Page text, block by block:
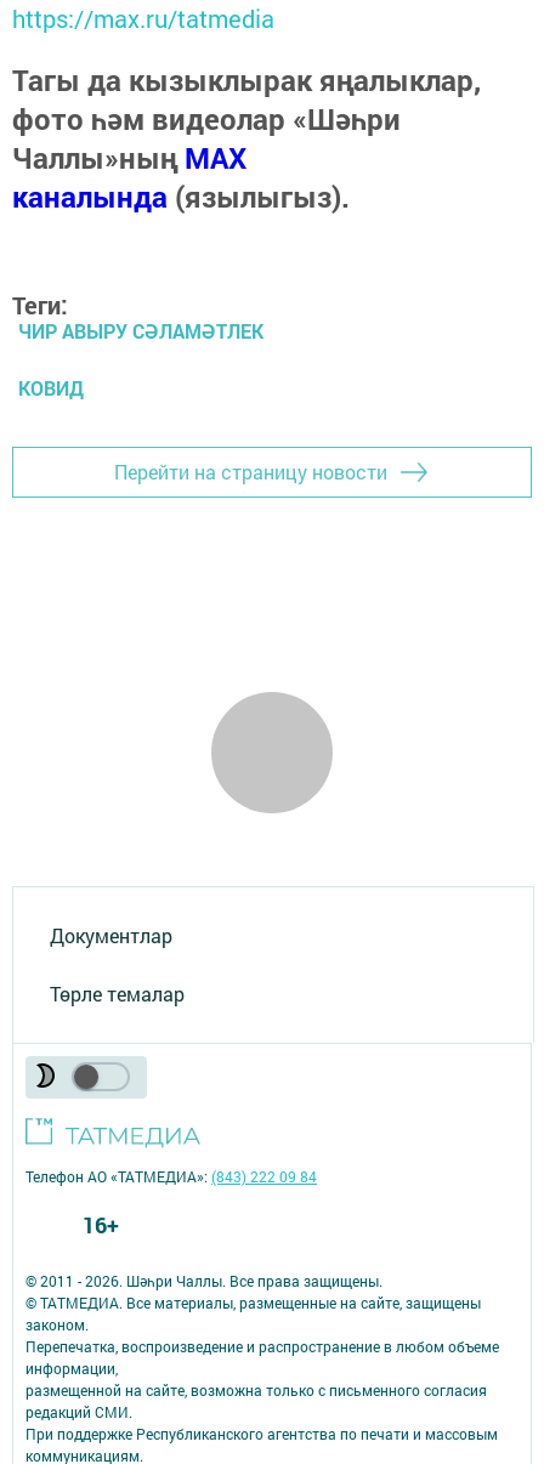
https://max.ru/tatmedia
Тагы да кызыклырак яңалыклар,
фото һәм видеолар «Шәһри
Чаллы»ныңMAX
каналында (язылыгыз).
Теги:
ЧИР АВЫРУ СӘЛАМӘТЛЕК
КОВИД
Перейти на страницу новости
Документлар
Төрле темалар
© 2011 - 2026. Шәһри Чаллы. Все права защищены.
© ТАТМЕДИА. Все материалы, размещенные на сайте, защищены
законом.
Перепечатка, воспроизведение и распространение в любом объеме
информации,
размещенной на сайте, возможна только с письменного согласия
редакций СМИ.
При поддержке Республиканского агентства по печати и массовым
коммуникациям.
Телефон АО «ТАТМЕДИА»:(843) 222 09 84
16+